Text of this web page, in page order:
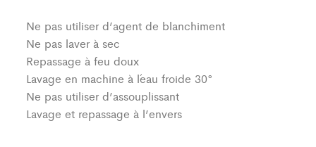
Ne pas utiliser d’agent de blanchiment
Ne pas laver à sec
Repassage à feu doux
Lavage en machine à l´eau froide 30°
Ne pas utiliser d’assouplissant
Lavage et repassage à l’envers